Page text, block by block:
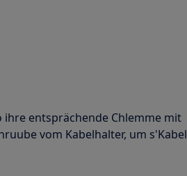
ihre entsprächende Chlemme mit
vom Kabelhalter, um s'Kabel